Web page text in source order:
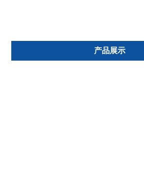
产品展示